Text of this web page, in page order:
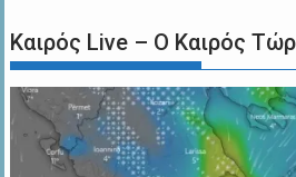
Καιρός Live – Ο Καιρός